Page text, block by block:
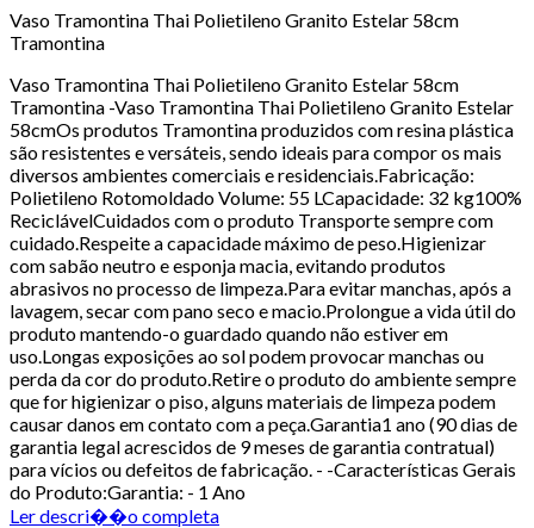
Vaso Tramontina Thai Polietileno Granito Estelar 58cm
Tramontina
Vaso Tramontina Thai Polietileno Granito Estelar 58cm
Tramontina -Vaso Tramontina Thai Polietileno Granito Estelar
58cmOs produtos Tramontina produzidos com resina plástica
são resistentes e versáteis, sendo ideais para compor os mais
diversos ambientes comerciais e residenciais.Fabricação:
Polietileno Rotomoldado Volume: 55 LCapacidade: 32 kg100%
ReciclávelCuidados com o produto Transporte sempre com
cuidado.Respeite a capacidade máximo de peso.Higienizar
com sabão neutro e esponja macia, evitando produtos
abrasivos no processo de limpeza.Para evitar manchas, após a
lavagem, secar com pano seco e macio.Prolongue a vida útil do
produto mantendo-o guardado quando não estiver em
uso.Longas exposições ao sol podem provocar manchas ou
perda da cor do produto.Retire o produto do ambiente sempre
que for higienizar o piso, alguns materiais de limpeza podem
causar danos em contato com a peça.Garantia1 ano (90 dias de
garantia legal acrescidos de 9 meses de garantia contratual)
para vícios ou defeitos de fabricação. - -Características Gerais
do Produto:Garantia: - 1 Ano
Ler descri��o completa